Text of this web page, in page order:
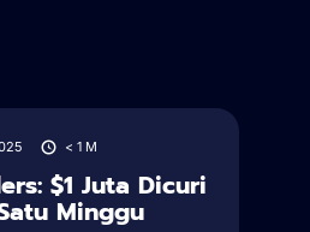
< 1 M
$1 Juta Dicuri
Minggu